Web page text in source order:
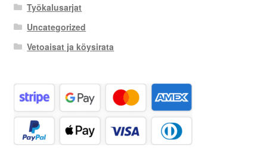
Työkalusarjat
Uncategorized
Vetoaisat ja köysirata